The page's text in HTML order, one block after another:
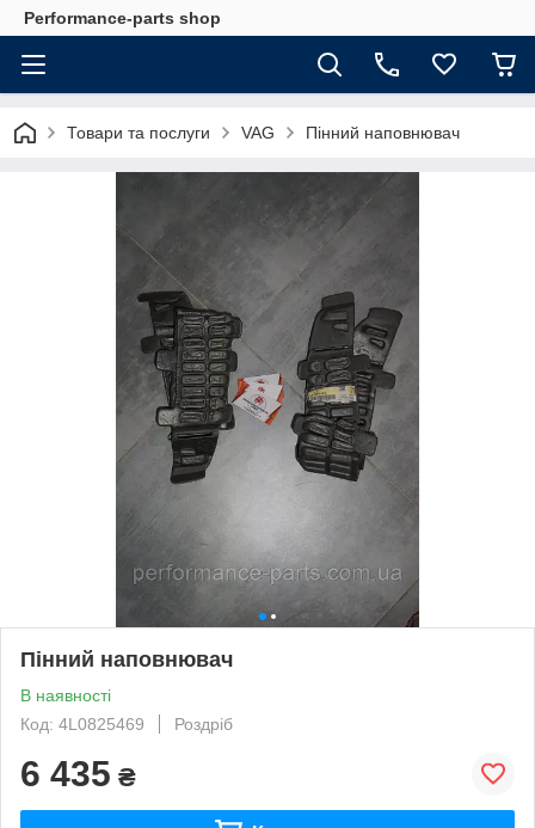
Performance-parts shop
Товари та послуги VAG Пінний наповнювач
Пінний наповнювач
В наявності
Код: 4L0825469
Роздріб
6 435 ₴